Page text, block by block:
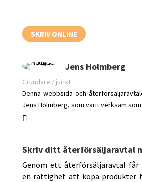
SKRIV ONLINE
Jens Holmberg
Grundare / jurist
Denna webbsida och
Jens Holmberg, som varit verksam
Skriv ditt återförsäljaravtal
Genom ett återförsäljaravtal får
en rättighet att köpa produkter